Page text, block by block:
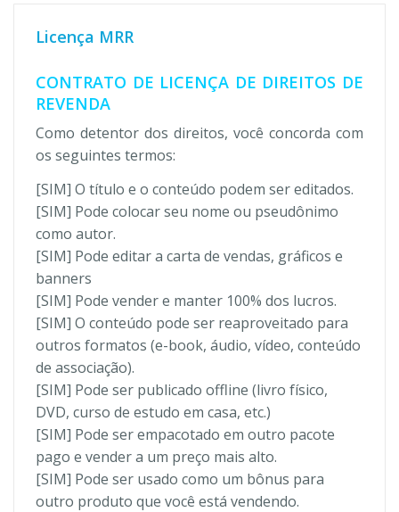
Licença MRR
CONTRATO DE LICENÇA DE DIREITOS DE
REVENDA
Como detentor dos direitos, você concorda com
os seguintes termos:
[SIM] O título e o conteúdo podem ser editados.
[SIM] Pode colocar seu nome ou pseudônimo
como autor.
[SIM] Pode editar a carta de vendas, gráficos e
banners
[SIM] Pode vender e manter 100% dos lucros.
[SIM] O conteúdo pode ser reaproveitado para
outros formatos (e-book, áudio, vídeo, conteúdo
de associação).
[SIM] Pode ser publicado offline (livro físico,
DVD, curso de estudo em casa, etc.)
[SIM] Pode ser empacotado em outro pacote
pago e vender a um preço mais alto.
[SIM] Pode ser usado como um bônus para
outro produto que você está vendendo.